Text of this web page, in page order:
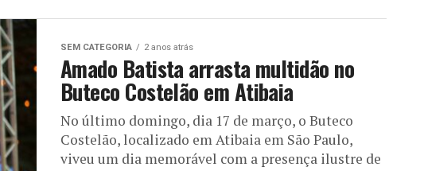
SEM CATEGORIA 2 anos atrás
Amado Batista arrasta multidão no
Buteco Costelão em Atibaia
No último domingo, dia 17 de março, o Buteco
Costelão, localizado em Atibaia em São Paulo,
viveu um dia memorável com a presença ilustre de